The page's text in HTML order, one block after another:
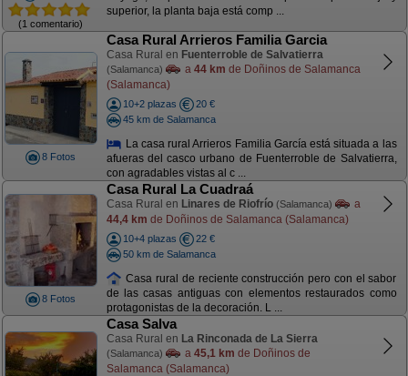
(1 comentario)
superior, la planta baja está comp ...
8 Fotos
Casa Rural Arrieros Familia Garcia
Casa Rural en Fuenterroble de Salvatierra
(Salamanca) a 44 km de Doñinos de Salamanca
(Salamanca)
10+2 plazas
20 €
45 km de Salamanca
La casa rural Arrieros Familia García está situada a las
afueras del casco urbano de Fuenterroble de Salvatierra,
con agradables vistas al c ...
8 Fotos
Casa Rural La Cuadraá
Casa Rural en Linares de Riofrío (Salamanca)
a
44,4 km de Doñinos de Salamanca (Salamanca)
10+4 plazas
22 €
50 km de Salamanca
Casa rural de reciente construcción pero con el sabor
de las casas antiguas con elementos restaurados como
protagonistas de la decoración. L ...
Casa Salva
Casa Rural en La Rinconada de La Sierra
(Salamanca) a 45,1 km de Doñinos de
Salamanca (Salamanca)